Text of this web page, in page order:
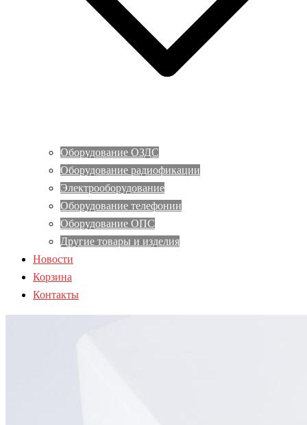
Оборудование ОЗДС
Оборудование радиофикации
Электрооборудование
Оборудование телефонии
Оборудование ОПС
Другие товары и изделия
Новости
Корзина
Контакты